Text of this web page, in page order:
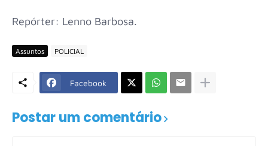
Repórter: Lenno Barbosa.
Assuntos POLICIAL
Facebook
Postar um comentário